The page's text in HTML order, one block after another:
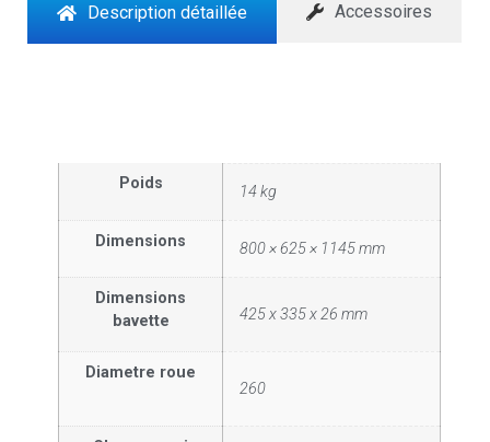
Description détaillée Accessoires
Poids 14 kg
Dimensions 800 × 625 × 1145 mm
Dimensions
bavette
425 x 335 x 26 mm
Diametre roue
260